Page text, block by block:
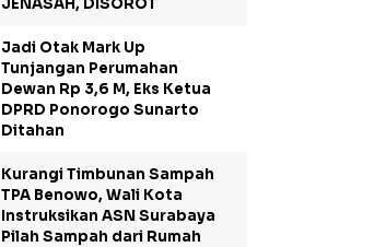
Jadi Otak Mark Up
Tunjangan Perumahan
Dewan Rp 3,6 M, Eks Ketua
DPRD Ponorogo Sunarto
Ditahan
Kurangi Timbunan Sampah
TPA Benowo, Wali Kota
Instruksikan ASN Surabaya
Pilah Sampah dari Rumah